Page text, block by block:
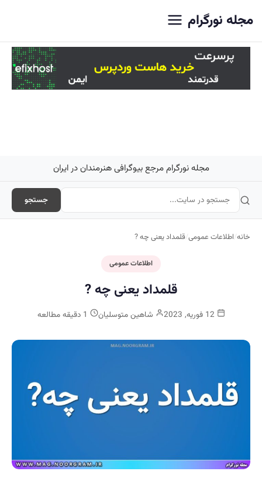
مجله نورگرام
مجله نورگرام مرجع بیوگرافی هنرمندان در ایران
جستجو
خانه/اطلاعات عمومی/قلمداد یعنی چه ?
اطلاعات عمومی
قلمداد یعنی چه ?
شاهین متوسلیان